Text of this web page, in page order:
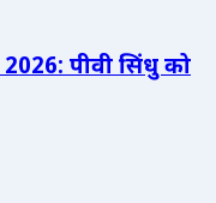
पीवी सिंधु को